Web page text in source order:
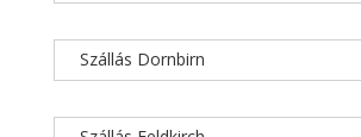
Szállás Dornbirn